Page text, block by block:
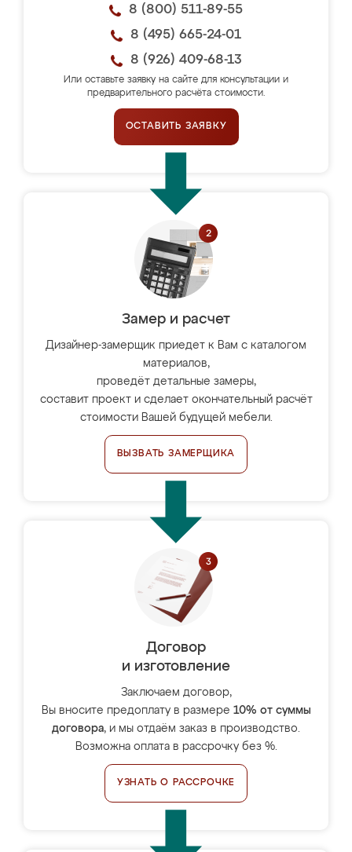
8 (800) 511-89-55
8 (495) 665-24-01
8 (926) 409-68-13
Или оставьте заявку на сайте для консультации и
предварительного расчёта стоимости.
ОСТАВИТЬ ЗАЯВКУ
Замер и расчет
Дизайнер-замерщик приедет к Вам с каталогом
материалов,
проведёт детальные замеры,
составит проект и сделает окончательный расчёт
стоимости Вашей будущей мебели.
ВЫЗВАТЬ ЗАМЕРЩИКА
Договор
и изготовление
Заключаем договор,
Вы вносите предоплату в размере 10% от суммы
договора, и мы отдаём заказ в производство.
Возможна оплата в рассрочку без %.
УЗНАТЬ О РАССРОЧКЕ